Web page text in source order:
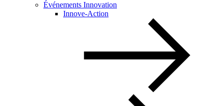
Événements Innovation
Innove-Action